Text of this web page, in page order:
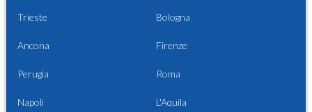
Trieste Bologna
Ancona Firenze
Perugia Roma
Napoli L'Aquila